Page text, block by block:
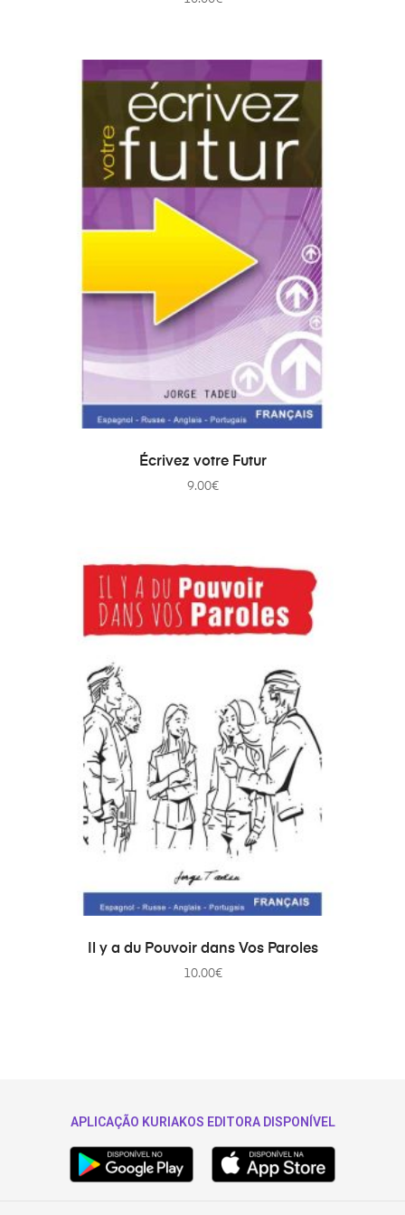
AJOUTER AU PANIER
Écrivez votre Futur
9.00€
AJOUTER AU PANIER
Il y a du Pouvoir dans Vos Paroles
10.00€
APLICAÇÃO KURIAKOS EDITORA DISPONÍVEL